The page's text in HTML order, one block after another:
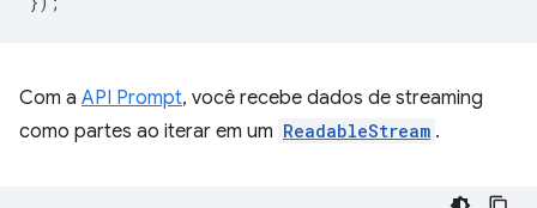
Com a API Prompt, você recebe dados de streaming
como partes ao iterar em um ReadableStream .